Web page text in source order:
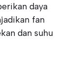
daya
fan
dan suhu